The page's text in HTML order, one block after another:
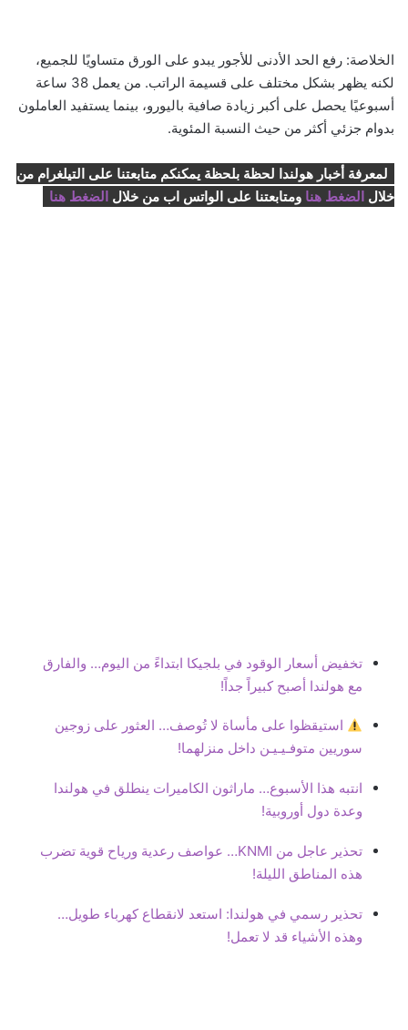
الخلاصة: رفع الحد الأدنى للأجور يبدو على الورق متساويًا للجميع،
لكنه يظهر بشكل مختلف على قسيمة الراتب. من يعمل 38 ساعة
أسبوعيًا يحصل على أكبر زيادة صافية باليورو، بينما يستفيد العاملون
بدوام جزئي أكثر من حيث النسبة المئوية.
لمعرفة أخبار هولندا لحظة بلحظة يمكنكم متابعتنا على التيلغرام من
خلال الضغط هنا ومتابعتنا على الواتس اب من خلال الضغط هنا
تخفيض أسعار الوقود في بلجيكا ابتداءً من اليوم… والفارق
مع هولندا أصبح كبيراً جداً!
استيقظوا على مأساة لا تُوصف… العثور على زوجين
سوريين متوفـيـيـن داخل منزلهما!
انتبه هذا الأسبوع… ماراثون الكاميرات ينطلق في هولندا
وعدة دول أوروبية!
تحذير عاجل من KNMI… عواصف رعدية ورياح قوية تضرب
هذه المناطق الليلة!
تحذير رسمي في هولندا: استعد لانقطاع كهرباء طويل…
وهذه الأشياء قد لا تعمل!